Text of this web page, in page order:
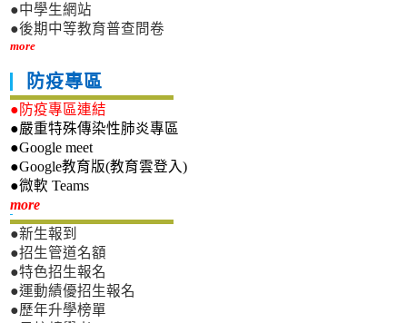
●中學生網站
●後期中等教育普查問卷
more
防疫專區
●防疫專區連結
●嚴重特殊傳染性肺炎專區
●Google meet
●Google教育版(教育雲登入)
●微軟 Teams
more新生專區
●新生報到
●招生管道名額
●特色招生報名
●運動績優招生報名
●歷年升學榜單